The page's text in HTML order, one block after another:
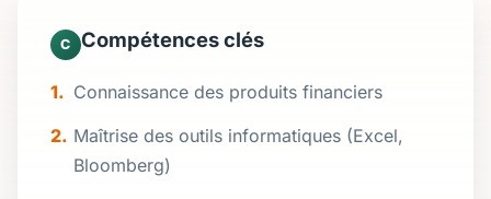
C Compétences clés
Connaissance des produits financiers
Maîtrise des outils informatiques (Excel,
Bloomberg)